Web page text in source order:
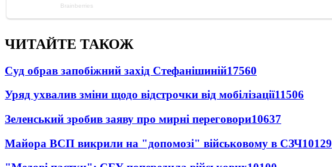
ЧИТАЙТЕ ТАКОЖ
Суд обрав запобіжний захід Стефанішиній17560
Уряд ухвалив зміни щодо відстрочки від мобілізації11506
Зеленський зробив заяву про мирні переговори10637
Майора ВСП викрили на "допомозі" військовому в СЗЧ10129